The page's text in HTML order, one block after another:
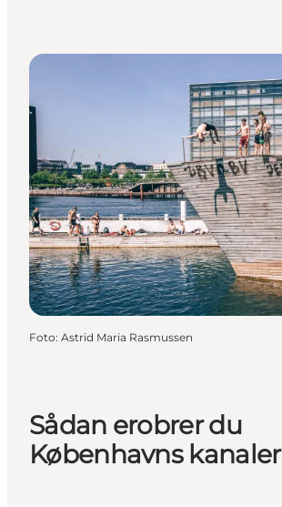
Foto: Astrid Maria Rasmussen
Sådan erobrer du
Københavns kanaler